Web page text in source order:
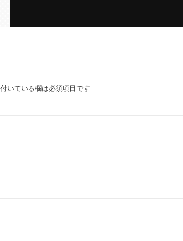
いている欄は必須項目です